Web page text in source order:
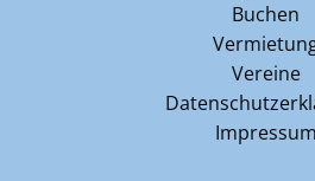
Buchen
Vereine
Impressum